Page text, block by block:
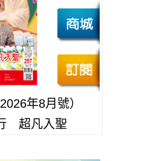
年8月號）
超凡入聖